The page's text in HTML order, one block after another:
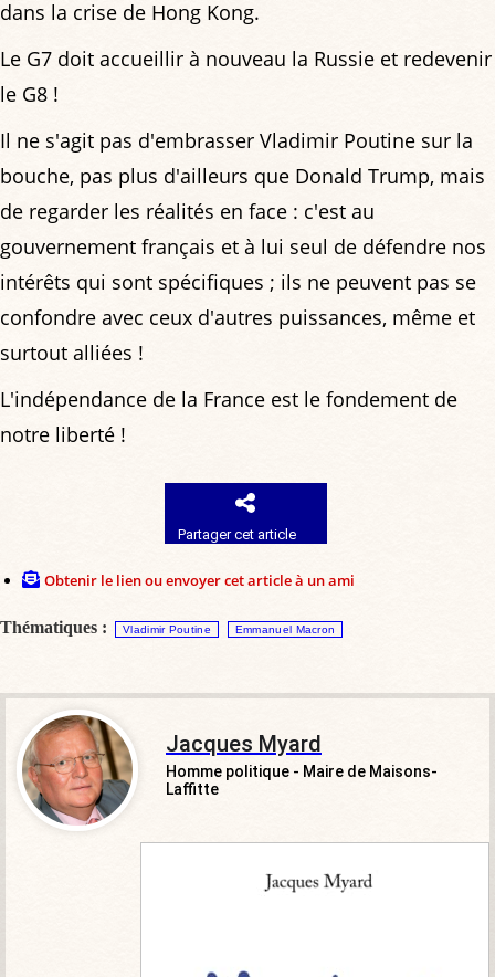
dans la crise de Hong Kong.
Le G7 doit accueillir à nouveau la Russie et redevenir
le G8 !
Il ne s'agit pas d'embrasser Vladimir Poutine sur la
bouche, pas plus d'ailleurs que Donald Trump, mais
de regarder les réalités en face : c'est au
gouvernement français et à lui seul de défendre nos
intérêts qui sont spécifiques ; ils ne peuvent pas se
confondre avec ceux d'autres puissances, même et
surtout alliées !
L'indépendance de la France est le fondement de
notre liberté !
Partager cet article
Obtenir le lien ou envoyer cet article à un ami
Thématiques : Vladimir Poutine Emmanuel Macron
Jacques Myard
Homme politique - Maire de Maisons-
Laffitte